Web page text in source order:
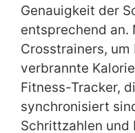
Genauigkeit der
entsprechend an.
Crosstrainers, um
verbrannte
Fitness-Tracker,
synchronisiert
Schrittzahlen